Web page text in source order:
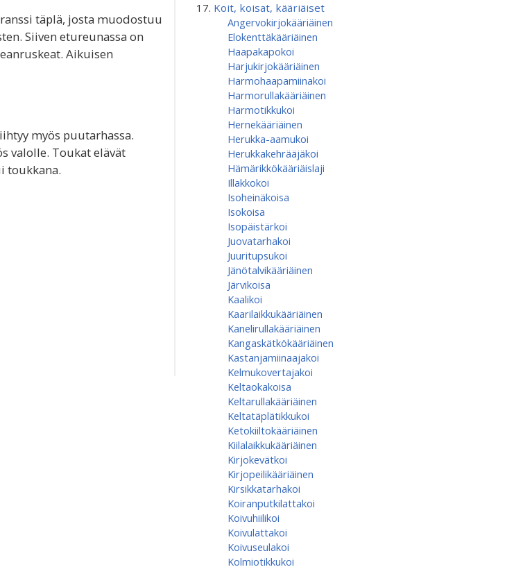
täplä, josta muodostuu
Siiven etureunassa on
Aikuisen
myös puutarhassa.
valolle. Toukat elävät
toukkana.
Koit, koisat, kääriäiset
Angervokirjokääriäinen
Elokenttäkääriäinen
Haapakapokoi
Harjukirjokääriäinen
Harmohaapamiinakoi
Harmorullakääriäinen
Harmotikkukoi
Hernekääriäinen
Herukka-aamukoi
Herukkakehrääjäkoi
Hämärikkökääriäislaji
Illakkokoi
Isoheinäkoisa
Isokoisa
Isopäistärkoi
Juovatarhakoi
Juuritupsukoi
Jänötalvikääriäinen
Järvikoisa
Kaalikoi
Kaarilaikkukääriäinen
Kanelirullakääriäinen
Kangaskätkökääriäinen
Kastanjamiinaajakoi
Kelmukovertajakoi
Keltaokakoisa
Keltarullakääriäinen
Keltatäplätikkukoi
Ketokiiltokääriäinen
Kiilalaikkukääriäinen
Kirjokevätkoi
Kirjopeilikääriäinen
Kirsikkatarhakoi
Koiranputkilattakoi
Koivuhiilikoi
Koivulattakoi
Koivuseulakoi
Kolmiotikkukoi